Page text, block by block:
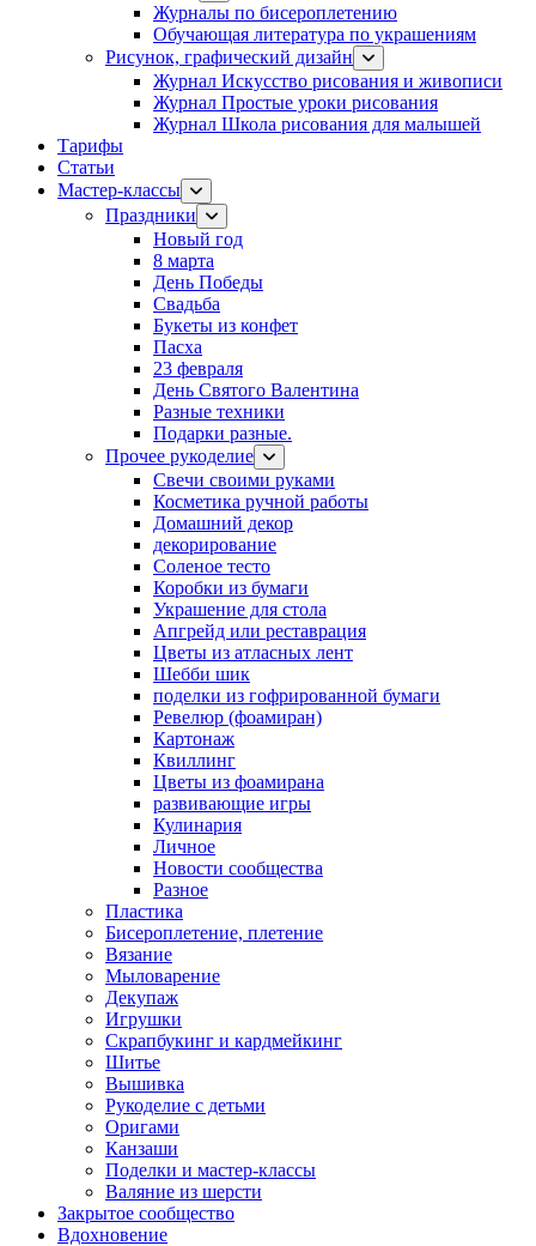
Журналы по бисероплетению
Обучающая литература по украшениям
Рисунок, графический дизайн
Журнал Искусство рисования и живописи
Журнал Простые уроки рисования
Журнал Школа рисования для малышей
Тарифы
Статьи
Мастер-классы
Праздники
Новый год
8 марта
День Победы
Свадьба
Букеты из конфет
Пасха
23 февраля
День Святого Валентина
Разные техники
Подарки разные.
Прочее рукоделие
Свечи своими руками
Косметика ручной работы
Домашний декор
декорирование
Соленое тесто
Коробки из бумаги
Украшение для стола
Апгрейд или реставрация
Цветы из атласных лент
Шебби шик
поделки из гофрированной бумаги
Ревелюр (фоамиран)
Картонаж
Квиллинг
Цветы из фоамирана
развивающие игры
Кулинария
Личное
Новости сообщества
Разное
Пластика
Бисероплетение, плетение
Вязание
Мыловарение
Декупаж
Игрушки
Скрапбукинг и кардмейкинг
Шитье
Вышивка
Рукоделие с детьми
Оригами
Канзаши
Поделки и мастер-классы
Валяние из шерсти
Закрытое сообщество
Вдохновение